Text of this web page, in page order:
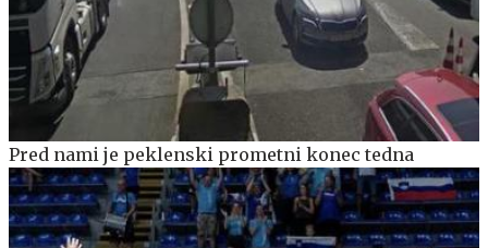
Pred nami je peklenski prometni konec tedna